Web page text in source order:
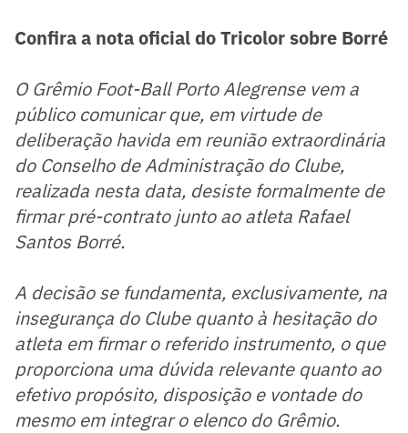
Confira a nota oficial do Tricolor sobre Borré
O Grêmio Foot-Ball Porto Alegrense vem a
público comunicar que, em virtude de
deliberação havida em reunião extraordinária
do Conselho de Administração do Clube,
realizada nesta data, desiste formalmente de
firmar pré-contrato junto ao atleta Rafael
Santos Borré.
A decisão se fundamenta, exclusivamente, na
insegurança do Clube quanto à hesitação do
atleta em firmar o referido instrumento, o que
proporciona uma dúvida relevante quanto ao
efetivo propósito, disposição e vontade do
mesmo em integrar o elenco do Grêmio.